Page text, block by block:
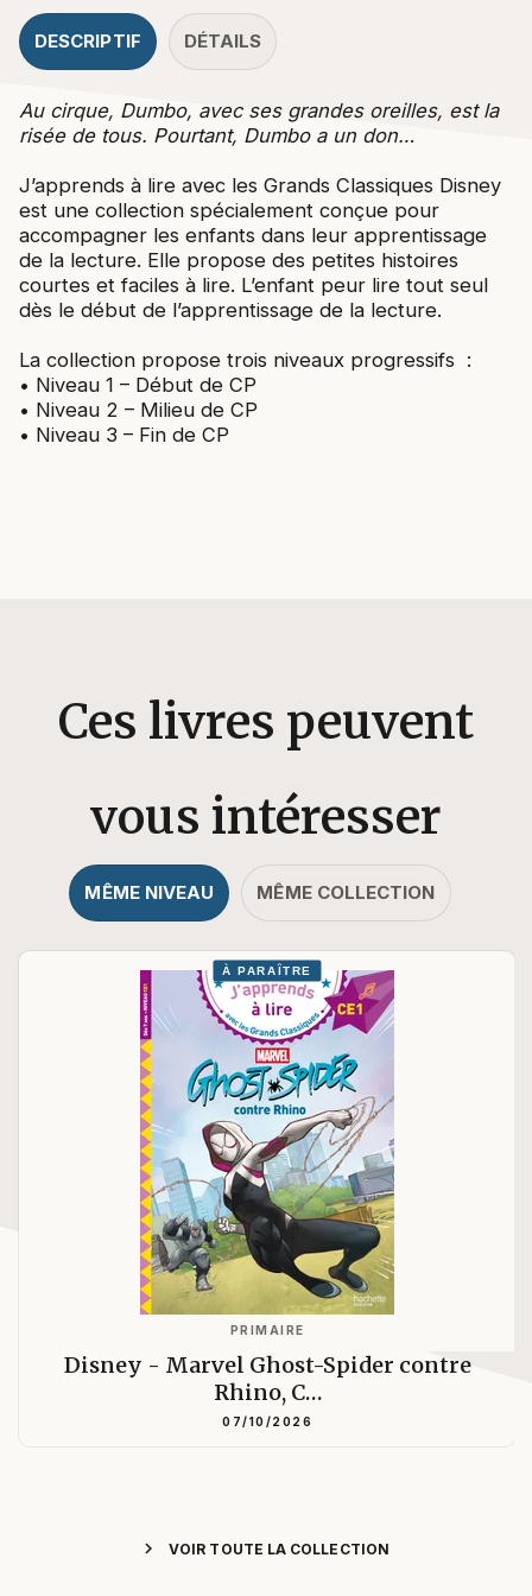
DESCRIPTIF DÉTAILS
Au cirque, Dumbo, avec ses grandes oreilles, est la
risée de tous. Pourtant, Dumbo a un don…
J’apprends à lire avec les Grands Classiques Disney
est une collection spécialement conçue pour
accompagner les enfants dans leur apprentissage
de la lecture. Elle propose des petites histoires
courtes et faciles à lire. L’enfant peur lire tout seul
dès le début de l’apprentissage de la lecture.
La collection propose trois niveaux progressifs :
• Niveau 1 – Début de CP
• Niveau 2 – Milieu de CP
• Niveau 3 – Fin de CP
Ces livres peuvent
vous intéresser
MÊME NIVEAU MÊME COLLECTION
À PARAÎTRE
PRIMAIRE
Disney - Marvel Ghost-Spider contre
Rhino, C…
07/10/2026
chevron_right VOIR TOUTE LA COLLECTION